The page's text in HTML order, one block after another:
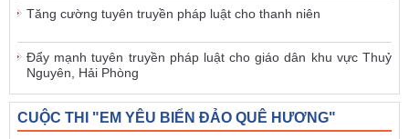
Tăng cường tuyên truyền pháp luật cho thanh niên
Đẩy mạnh tuyên truyền pháp luật cho giáo dân khu vực Thuỷ
Nguyên, Hải Phòng
CUỘC THI "EM YÊU BIỂN ĐẢO QUÊ HƯƠNG"